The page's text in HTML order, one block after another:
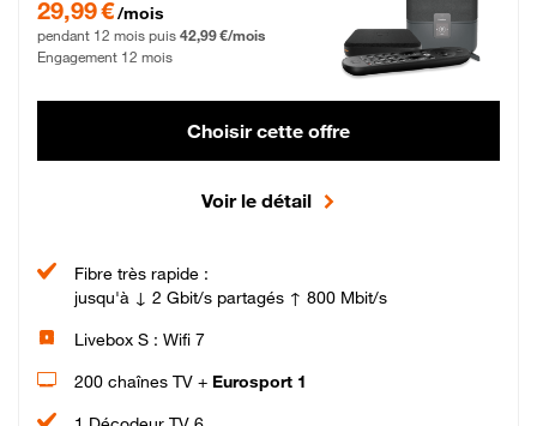
29,99 €/mois
pendant 12 mois puis 42,99 €/mois
Engagement 12 mois
Choisir cette offre
Voir le détail
Fibre très rapide :
jusqu'à ↓ 2 Gbit/s partagés ↑ 800 Mbit/s
Livebox S : Wifi 7
200 chaînes TV + Eurosport 1